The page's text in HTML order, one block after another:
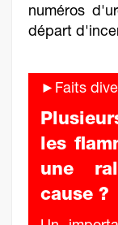
numéros
départ
►Faits
les
une
cause ?